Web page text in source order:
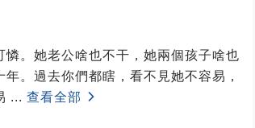
。她老公啥也不干，她兩個孩子啥也
。過去你們都瞎，看不見她不容易，
... 查看全部